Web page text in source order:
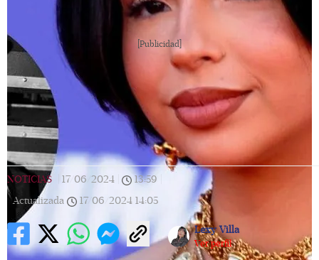
[Publicidad]
NOTICIAS 17/06/2024 13:59
Actualizada
17/06/2024 14:05
Lexy Villa
Ver perfil